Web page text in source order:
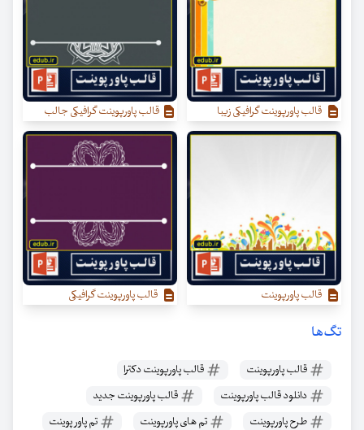
قالب پاورپوینت گرافیکی زیبا قالب پاورپوینت گرافیکی جالب
قالب پاورپوینت قالب پاورپوینت گرافیکی
تگ‌ها
قالب پاورپوینت
قالب پاورپوینت دکترا
دانلود قالب پاورپوینت
قالب پاورپوینت جدید
طرح پاورپوینت
تم های پاورپوینت
تم پاور پوینت